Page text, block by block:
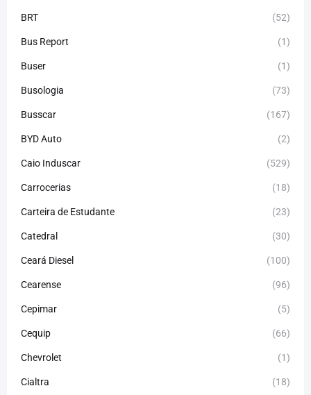
BRT (52)
Bus Report (1)
Buser (1)
Busologia (73)
Busscar (167)
BYD Auto (2)
Caio Induscar (529)
Carrocerias (18)
Carteira de Estudante (23)
Catedral (30)
Ceará Diesel (100)
Cearense (96)
Cepimar (5)
Cequip (66)
Chevrolet (1)
Cialtra (18)